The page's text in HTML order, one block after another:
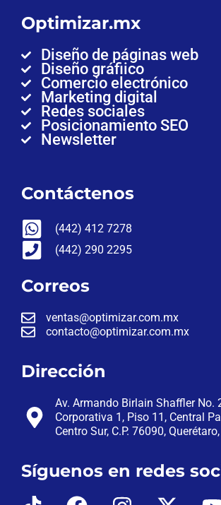
Optimizar.mx
Diseño de páginas web
Diseño gráfiico
Comercio electrónico
Marketing digital
Redes sociales
Posicionamiento SEO
Newsletter
Contáctenos
(442) 412 7278
(442) 290 2295
Correos
ventas@optimizar.com.mx
contacto@optimizar.com.mx
Dirección
Av. Armando Birlain Shaffler No.
Corporativa 1, Piso 11, Central
Centro Sur, C.P. 76090,
Síguenos en redes